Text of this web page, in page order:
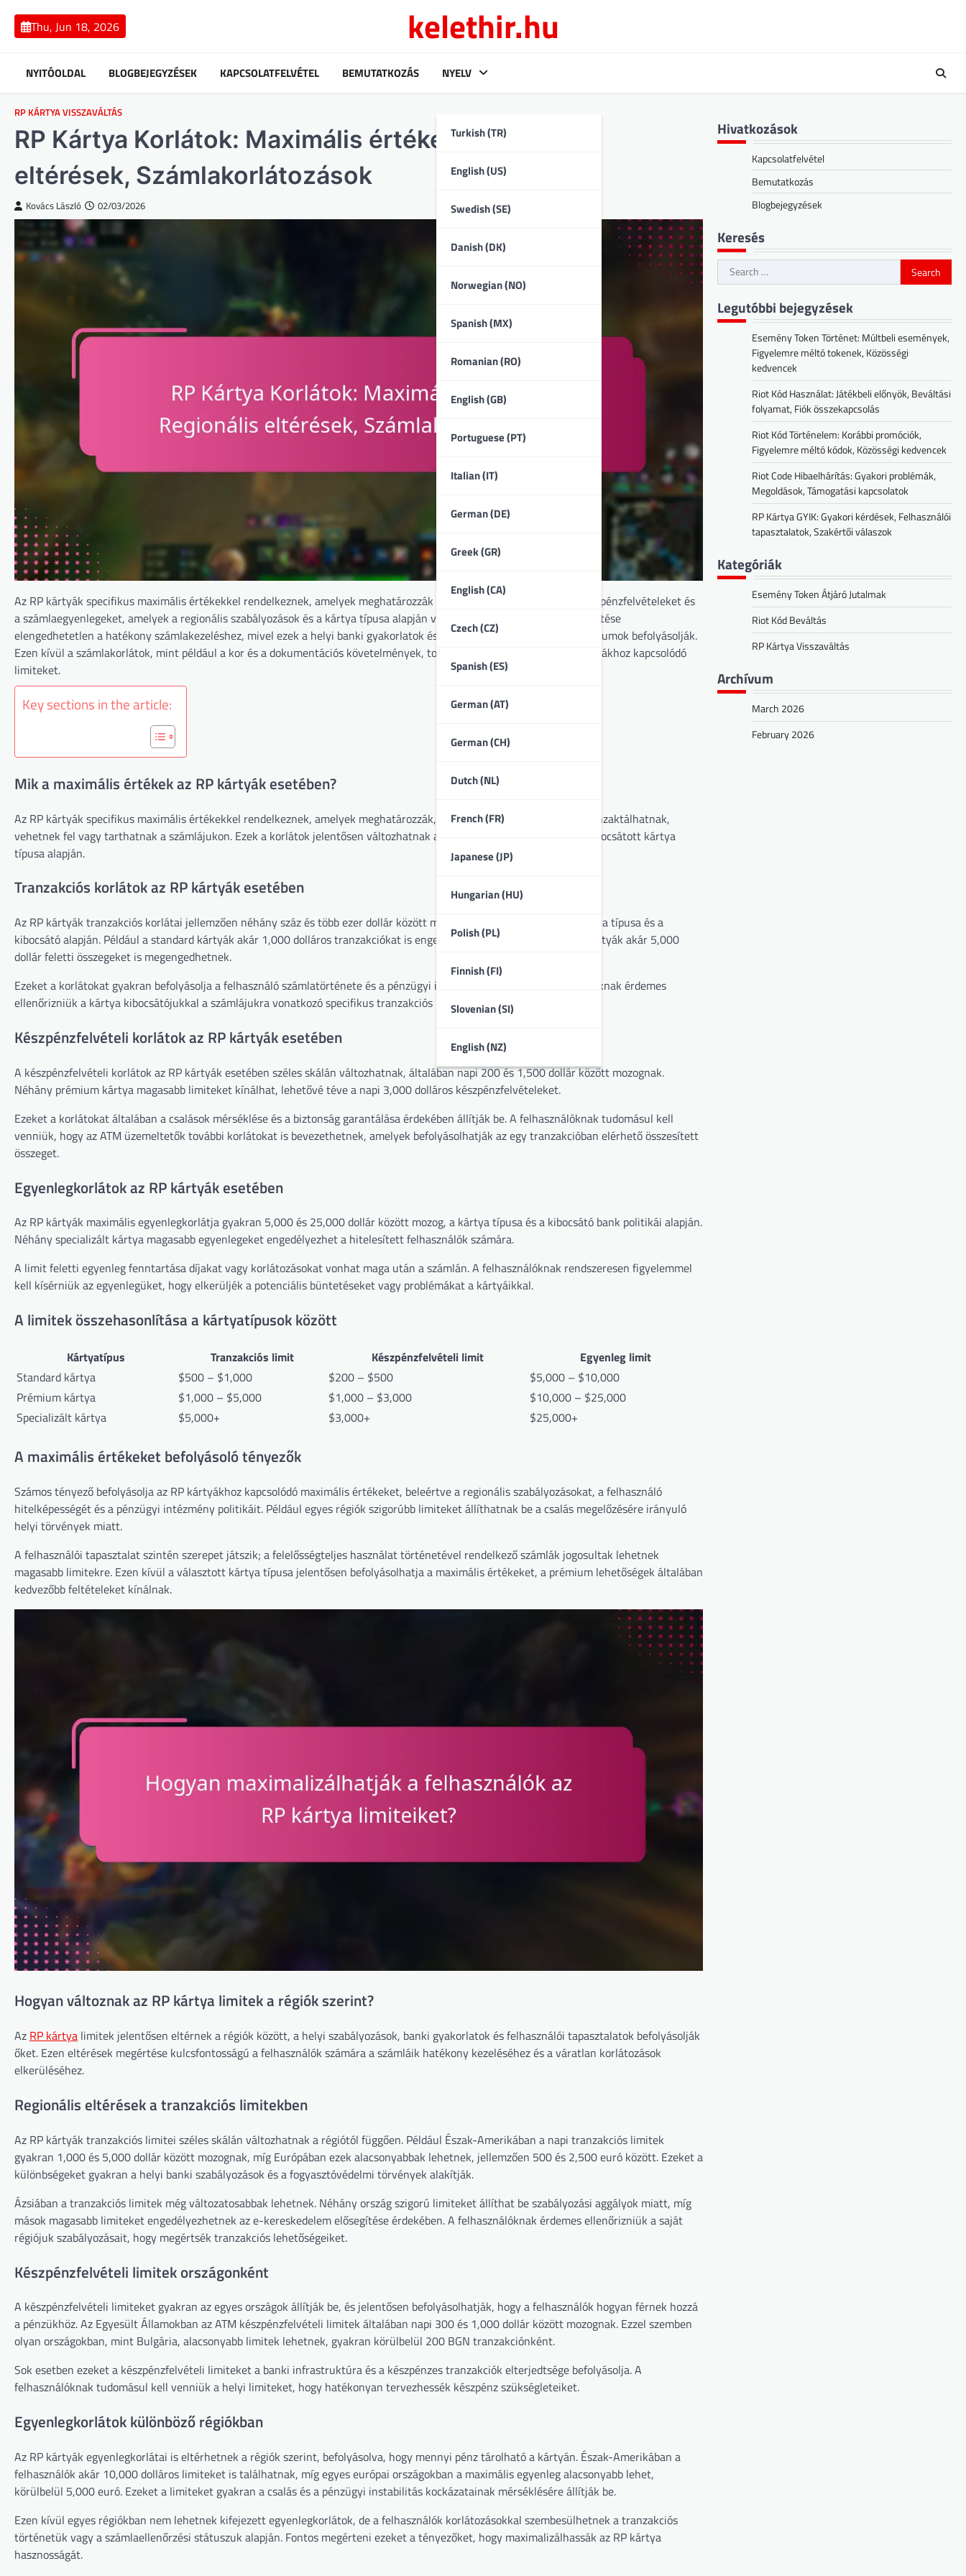
content
Thu, Jun 18, 2026 kelethir.hu
NYITÓOLDAL BLOGBEJEGYZÉSEK KAPCSOLATFELVÉTEL BEMUTATKOZÁS NYELV
Turkish (TR)
English (US)
Swedish (SE)
Danish (DK)
Norwegian (NO)
Spanish (MX)
Romanian (RO)
English (GB)
Portuguese (PT)
Italian (IT)
German (DE)
Greek (GR)
English (CA)
Czech (CZ)
Spanish (ES)
German (AT)
German (CH)
Dutch (NL)
French (FR)
Japanese (JP)
Hungarian (HU)
Polish (PL)
Finnish (FI)
Slovenian (SI)
English (NZ)
RP KÁRTYA VISSZAVÁLTÁS
RP Kártya Korlátok: Maximális értékek, Regionális
eltérések, Számlakorlátozások
Kovács László 02/03/2026
Az RP kártyák specifikus maximális értékekkel rendelkeznek, amelyek meghatározzák a felhasználói tranzakciókat, készpénzfelvételeket és
a számlaegyenlegeket, amelyek a regionális szabályozások és a kártya típusa alapján változhatnak. Ezen korlátok megértése
elengedhetetlen a hatékony számlakezeléshez, mivel ezek a helyi banki gyakorlatok és a felhasználói jogosultsági kritériumok befolyásolják.
Ezen kívül a számlakorlátok, mint például a kor és a dokumentációs követelmények, tovább befolyásolhatják az RP kártyákhoz kapcsolódó
limiteket.
Key sections in the article:
Mik a maximális értékek az RP kártyák esetében?
Az RP kártyák specifikus maximális értékekkel rendelkeznek, amelyek meghatározzák, hogy a felhasználók mennyit tranzaktálhatnak,
vehetnek fel vagy tarthatnak a számlájukon. Ezek a korlátok jelentősen változhatnak a regionális szabályozások és a kibocsátott kártya
típusa alapján.
Tranzakciós korlátok az RP kártyák esetében
Az RP kártyák tranzakciós korlátai jellemzően néhány száz és több ezer dollár között mozognak tranzakciónként, a kártya típusa és a
kibocsátó alapján. Például a standard kártyák akár 1,000 dolláros tranzakciókat is engedélyezhetnek, míg a prémium kártyák akár 5,000
dollár feletti összegeket is megengedhetnek.
Ezeket a korlátokat gyakran befolyásolja a felhasználó számlatörténete és a pénzügyi intézmény politikái. A felhasználóknak érdemes
ellenőrizniük a kártya kibocsátójukkal a számlájukra vonatkozó specifikus tranzakciós limiteket.
Készpénzfelvételi korlátok az RP kártyák esetében
A készpénzfelvételi korlátok az RP kártyák esetében széles skálán változhatnak, általában napi 200 és 1,500 dollár között mozognak.
Néhány prémium kártya magasabb limiteket kínálhat, lehetővé téve a napi 3,000 dolláros készpénzfelvételeket.
Ezeket a korlátokat általában a csalások mérséklése és a biztonság garantálása érdekében állítják be. A felhasználóknak tudomásul kell
venniük, hogy az ATM üzemeltetők további korlátokat is bevezethetnek, amelyek befolyásolhatják az egy tranzakcióban elérhető összesített
összeget.
Egyenlegkorlátok az RP kártyák esetében
Az RP kártyák maximális egyenlegkorlátja gyakran 5,000 és 25,000 dollár között mozog, a kártya típusa és a kibocsátó bank politikái alapján.
Néhány specializált kártya magasabb egyenlegeket engedélyezhet a hitelesített felhasználók számára.
A limit feletti egyenleg fenntartása díjakat vagy korlátozásokat vonhat maga után a számlán. A felhasználóknak rendszeresen figyelemmel
kell kísérniük az egyenlegüket, hogy elkerüljék a potenciális büntetéseket vagy problémákat a kártyáikkal.
A limitek összehasonlítása a kártyatípusok között
Kártyatípus Tranzakciós limit Készpénzfelvételi limit
Egyenleg limit
Standard kártya
$500 – $1,000 $200 – $500
$5,000 – $10,000
Prémium kártya
$1,000 – $5,000 $1,000 – $3,000
$10,000 – $25,000
Specializált kártya
$5,000+ $3,000+ $25,000+
A maximális értékeket befolyásoló tényezők
Számos tényező befolyásolja az RP kártyákhoz kapcsolódó maximális értékeket, beleértve a regionális szabályozásokat, a felhasználó
hitelképességét és a pénzügyi intézmény politikáit. Például egyes régiók szigorúbb limiteket állíthatnak be a csalás megelőzésére irányuló
helyi törvények miatt.
A felhasználói tapasztalat szintén szerepet játszik; a felelősségteljes használat történetével rendelkező számlák jogosultak lehetnek
magasabb limitekre. Ezen kívül a választott kártya típusa jelentősen befolyásolhatja a maximális értékeket, a prémium lehetőségek általában
kedvezőbb feltételeket kínálnak.
Hogyan változnak az RP kártya limitek a régiók szerint?
Az RP kártya limitek jelentősen eltérnek a régiók között, a helyi szabályozások, banki gyakorlatok és felhasználói tapasztalatok befolyásolják
őket. Ezen eltérések megértése kulcsfontosságú a felhasználók számára a számláik hatékony kezeléséhez és a váratlan korlátozások
elkerüléséhez.
Regionális eltérések a tranzakciós limitekben
Az RP kártyák tranzakciós limitei széles skálán változhatnak a régiótól függően. Például Észak-Amerikában a napi tranzakciós limitek
gyakran 1,000 és 5,000 dollár között mozognak, míg Európában ezek alacsonyabbak lehetnek, jellemzően 500 és 2,500 euró között. Ezeket a
különbségeket gyakran a helyi banki szabályozások és a fogyasztóvédelmi törvények alakítják.
Ázsiában a tranzakciós limitek még változatosabbak lehetnek. Néhány ország szigorú limiteket állíthat be szabályozási aggályok miatt, míg
mások magasabb limiteket engedélyezhetnek az e-kereskedelem elősegítése érdekében. A felhasználóknak érdemes ellenőrizniük a saját
régiójuk szabályozásait, hogy megértsék tranzakciós lehetőségeiket.
Készpénzfelvételi limitek országonként
A készpénzfelvételi limiteket gyakran az egyes országok állítják be, és jelentősen befolyásolhatják, hogy a felhasználók hogyan férnek hozzá
a pénzükhöz. Az Egyesült Államokban az ATM készpénzfelvételi limitek általában napi 300 és 1,000 dollár között mozognak. Ezzel szemben
olyan országokban, mint Bulgária, alacsonyabb limitek lehetnek, gyakran körülbelül 200 BGN tranzakciónként.
Sok esetben ezeket a készpénzfelvételi limiteket a banki infrastruktúra és a készpénzes tranzakciók elterjedtsége befolyásolja. A
felhasználóknak tudomásul kell venniük a helyi limiteket, hogy hatékonyan tervezhessék készpénz szükségleteiket.
Egyenlegkorlátok különböző régiókban
Az RP kártyák egyenlegkorlátai is eltérhetnek a régiók szerint, befolyásolva, hogy mennyi pénz tárolható a kártyán. Észak-Amerikában a
felhasználók akár 10,000 dolláros limiteket is találhatnak, míg egyes európai országokban a maximális egyenleg alacsonyabb lehet,
körülbelül 5,000 euró. Ezeket a limiteket gyakran a csalás és a pénzügyi instabilitás kockázatainak mérséklésére állítják be.
Ezen kívül egyes régiókban nem lehetnek kifejezett egyenlegkorlátok, de a felhasználók korlátozásokkal szembesülhetnek a tranzakciós
történetük vagy a számlaellenőrzési státuszuk alapján. Fontos megérteni ezeket a tényezőket, hogy maximalizálhassák az RP kártya
hasznosságát.
Hivatkozások
Kapcsolatfelvétel
Bemutatkozás
Blogbejegyzések
Keresés
Search
for:
Legutóbbi bejegyzések
Esemény Token Történet: Múltbeli események,
Figyelemre méltó tokenek, Közösségi
kedvencek
Riot Kód Használat: Játékbeli előnyök, Beváltási
folyamat, Fiók összekapcsolás
Riot Kód Történelem: Korábbi promóciók,
Figyelemre méltó kódok, Közösségi kedvencek
Riot Code Hibaelhárítás: Gyakori problémák,
Megoldások, Támogatási kapcsolatok
RP Kártya GYIK: Gyakori kérdések, Felhasználói
tapasztalatok, Szakértői válaszok
Kategóriák
Esemény Token Átjáró Jutalmak
Riot Kód Beváltás
RP Kártya Visszaváltás
Archívum
March 2026
February 2026